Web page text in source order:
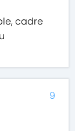
cadre
9